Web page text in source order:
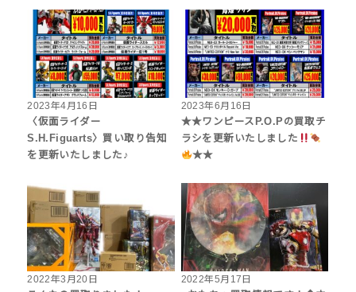
2023年4月16日
〈仮面ライダー
S.H.Figuarts〉買い取り告知
を更新いたしました♪
2023年6月16日
★★ワンピースP.O.Pの買取チ
ラシを更新いたしました
★★
2022年3月20日
2022年5月17日